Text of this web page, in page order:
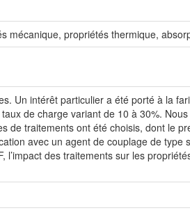
mécanique, propriétés thermique,
Un intérêt particulier a été porté à la
de charge variant de 10 à 30%.
de traitements ont été choisis, dont le
avec un agent de couplage de
des traitements sur les